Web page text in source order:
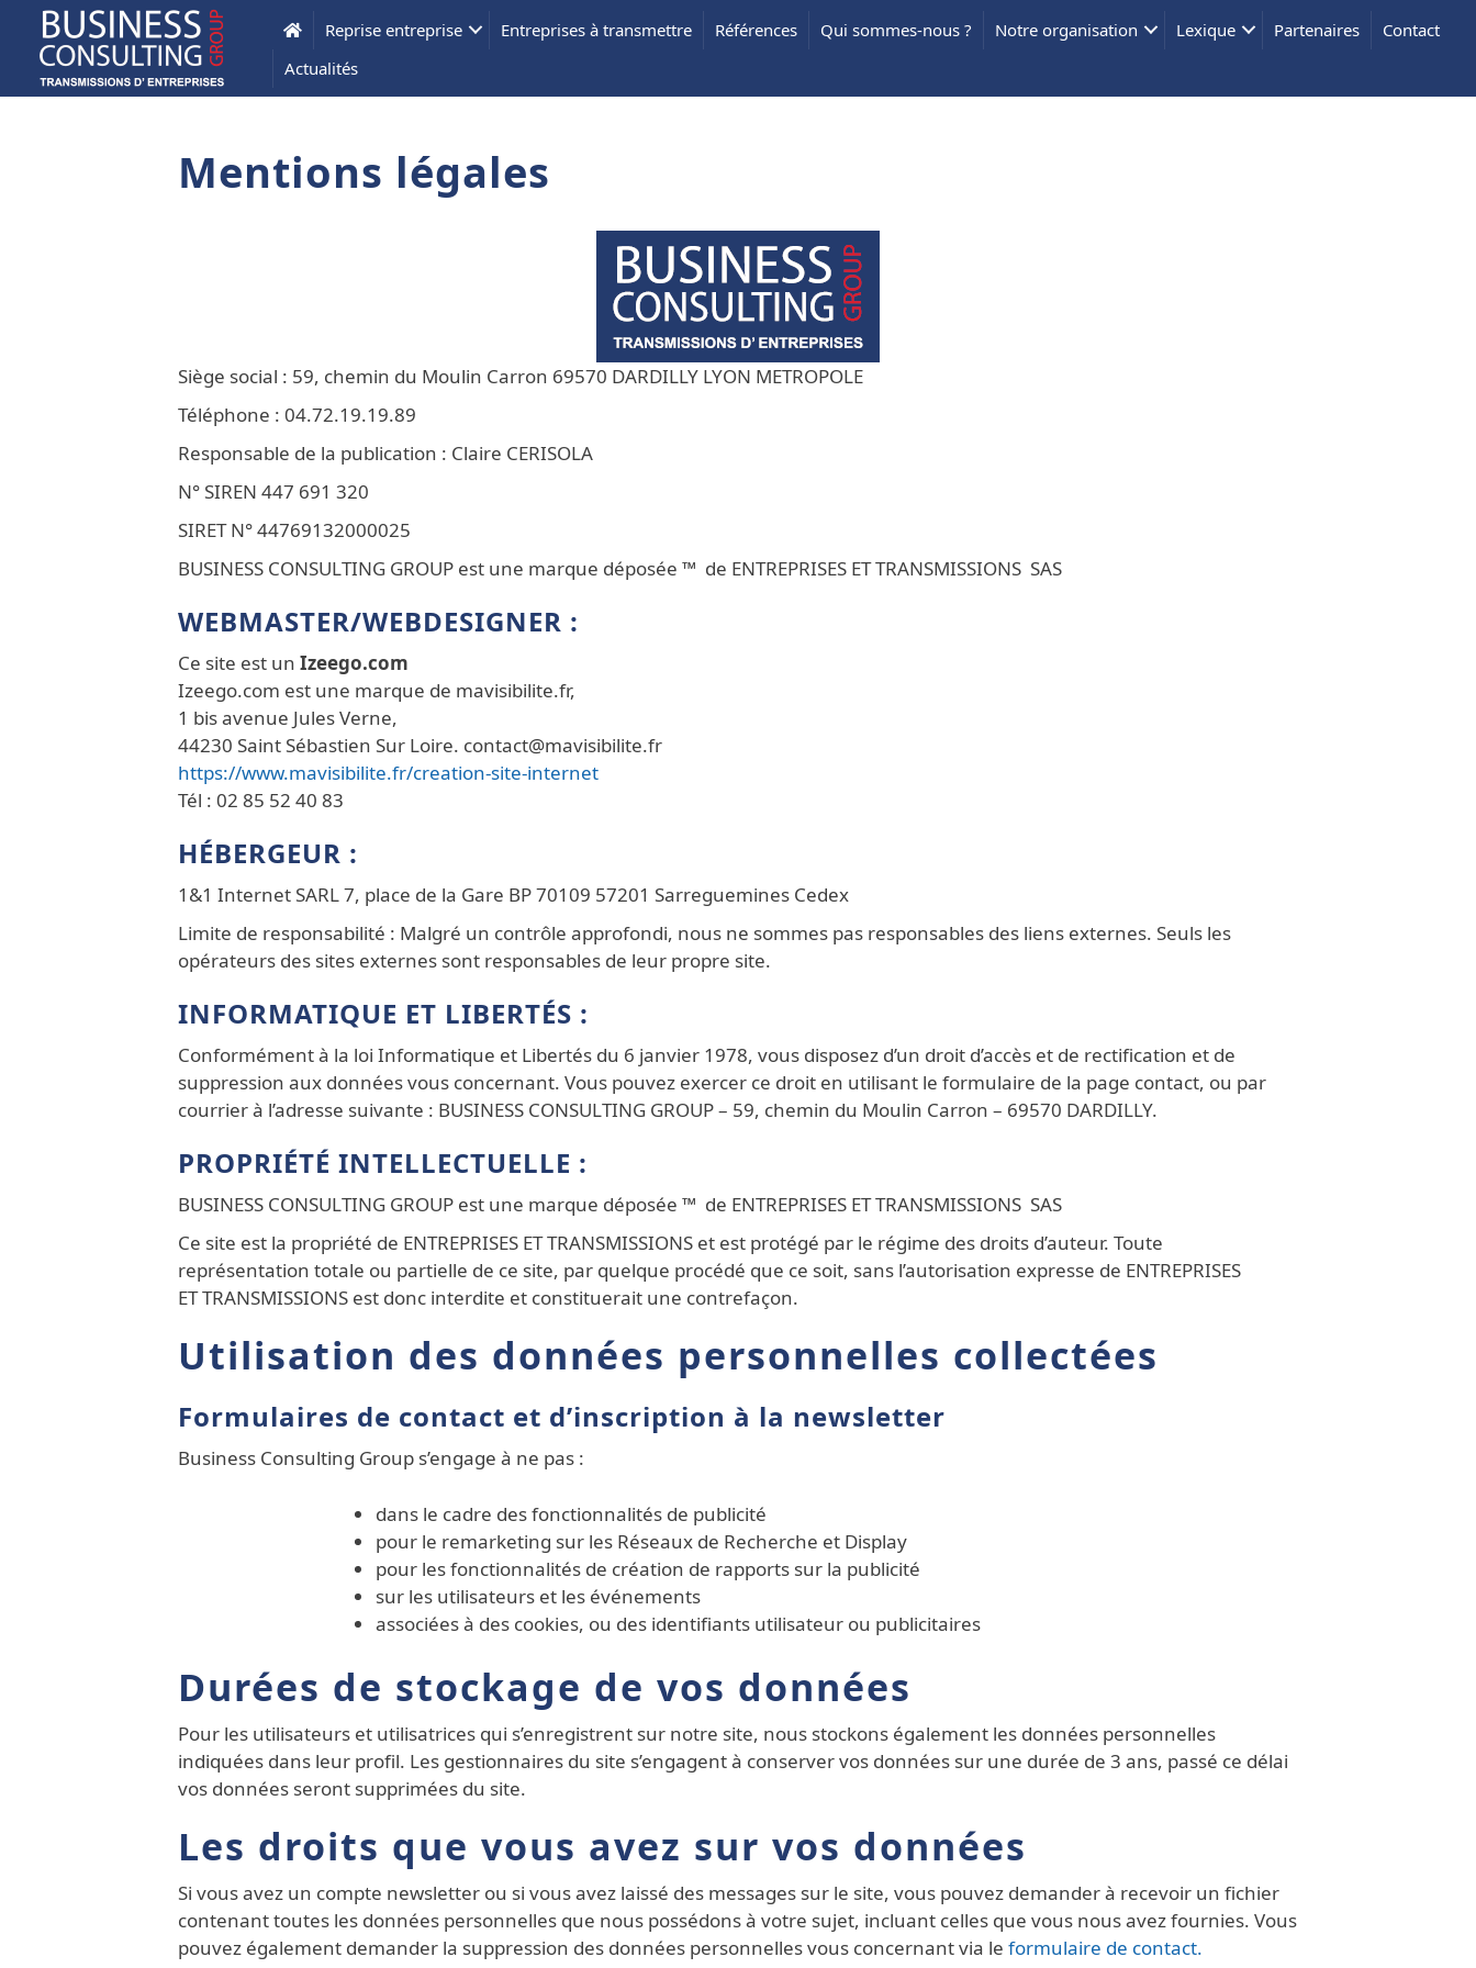
Reprise entreprise Entreprises à transmettre Références Qui sommes-nous ? Notre organisation Lexique Partenaires
Contact
Actualités
Mentions légales
Siège social : 59, chemin du Moulin Carron 69570 DARDILLY LYON METROPOLE
Téléphone : 04.72.19.19.89
Responsable de la publication : Claire CERISOLA
N° SIREN 447 691 320
SIRET N° 44769132000025
BUSINESS CONSULTING GROUP est une marque déposée ™ de ENTREPRISES ET TRANSMISSIONS SAS
WEBMASTER/WEBDESIGNER :
Ce site est un Izeego.com
Izeego.com est une marque de mavisibilite.fr,
1 bis avenue Jules Verne,
44230 Saint Sébastien Sur Loire. contact@mavisibilite.fr
https://www.mavisibilite.fr/creation-site-internet
Tél : 02 85 52 40 83
HÉBERGEUR :
1&1 Internet SARL 7, place de la Gare BP 70109 57201 Sarreguemines Cedex
Limite de responsabilité : Malgré un contrôle approfondi, nous ne sommes pas responsables des liens externes. Seuls les
opérateurs des sites externes sont responsables de leur propre site.
INFORMATIQUE ET LIBERTÉS :
Conformément à la loi Informatique et Libertés du 6 janvier 1978, vous disposez d’un droit d’accès et de rectification et de
suppression aux données vous concernant. Vous pouvez exercer ce droit en utilisant le formulaire de la page contact, ou par
courrier à l’adresse suivante : BUSINESS CONSULTING GROUP – 59, chemin du Moulin Carron – 69570 DARDILLY.
PROPRIÉTÉ INTELLECTUELLE :
BUSINESS CONSULTING GROUP est une marque déposée ™ de ENTREPRISES ET TRANSMISSIONS SAS
Ce site est la propriété de ENTREPRISES ET TRANSMISSIONS et est protégé par le régime des droits d’auteur. Toute
représentation totale ou partielle de ce site, par quelque procédé que ce soit, sans l’autorisation expresse de ENTREPRISES
ET TRANSMISSIONS est donc interdite et constituerait une contrefaçon.
Utilisation des données personnelles collectées
Formulaires de contact et d’inscription à la newsletter
Business Consulting Group s’engage à ne pas :
dans le cadre des fonctionnalités de publicité
pour le remarketing sur les Réseaux de Recherche et Display
pour les fonctionnalités de création de rapports sur la publicité
sur les utilisateurs et les événements
associées à des cookies, ou des identifiants utilisateur ou publicitaires
Durées de stockage de vos données
Pour les utilisateurs et utilisatrices qui s’enregistrent sur notre site, nous stockons également les données personnelles
indiquées dans leur profil. Les gestionnaires du site s’engagent à conserver vos données sur une durée de 3 ans, passé ce délai
vos données seront supprimées du site.
Les droits que vous avez sur vos données
Si vous avez un compte newsletter ou si vous avez laissé des messages sur le site, vous pouvez demander à recevoir un fichier
contenant toutes les données personnelles que nous possédons à votre sujet, incluant celles que vous nous avez fournies. Vous
pouvez également demander la suppression des données personnelles vous concernant via le formulaire de contact.